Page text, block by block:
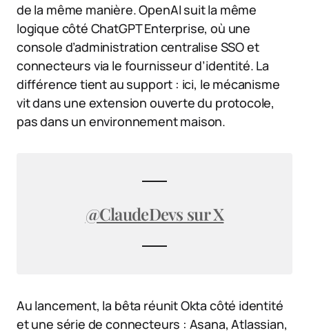
de la même manière. OpenAI suit la même
logique côté ChatGPT Enterprise, où une
console d’administration centralise SSO et
connecteurs via le fournisseur d’identité. La
différence tient au support : ici, le mécanisme
vit dans une extension ouverte du protocole,
pas dans un environnement maison.
@ClaudeDevs sur X
Au lancement, la bêta réunit Okta côté identité
et une série de connecteurs : Asana, Atlassian,